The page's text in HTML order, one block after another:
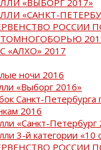
«САНКТ-
РОССИИ
«АЛХО» 2017
ночи 2016
«Выборг 2016»
Санкт-Петербурга
2016
«Санкт-Петербург
3-й категории «10
РОССИИ